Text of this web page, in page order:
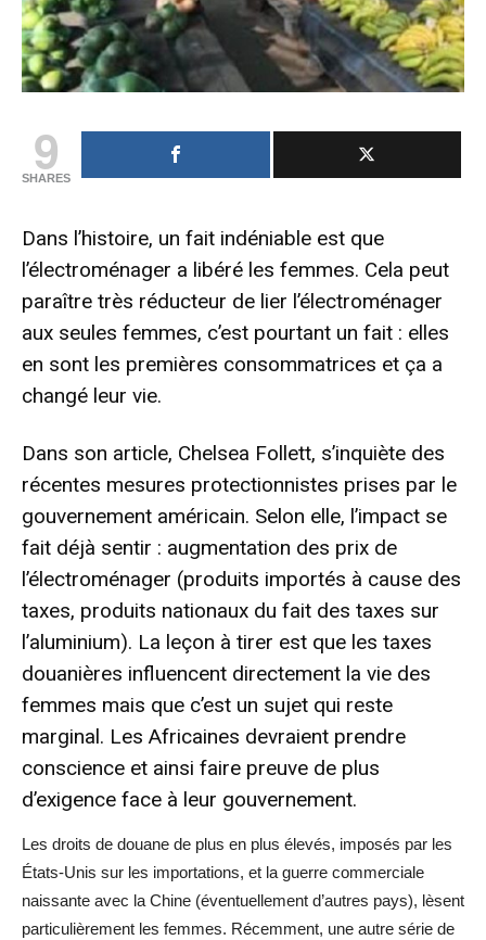
9
SHARES
Dans l’histoire, un fait indéniable est que
l’électroménager a libéré les femmes. Cela peut
paraître très réducteur de lier l’électroménager
aux seules femmes, c’est pourtant un fait : elles
en sont les premières consommatrices et ça a
changé leur vie.
Dans son article, Chelsea Follett, s’inquiète des
récentes mesures protectionnistes prises par le
gouvernement américain. Selon elle, l’impact se
fait déjà sentir : augmentation des prix de
l’électroménager (produits importés à cause des
taxes, produits nationaux du fait des taxes sur
l’aluminium). La leçon à tirer est que les taxes
douanières influencent directement la vie des
femmes mais que c’est un sujet qui reste
marginal. Les Africaines devraient prendre
conscience et ainsi faire preuve de plus
d’exigence face à leur gouvernement.
Les droits de douane de plus en plus élevés, imposés par les
États-Unis sur les importations, et la guerre commerciale
naissante avec la Chine (éventuellement d’autres pays), lèsent
particulièrement les femmes. Récemment, une autre série de